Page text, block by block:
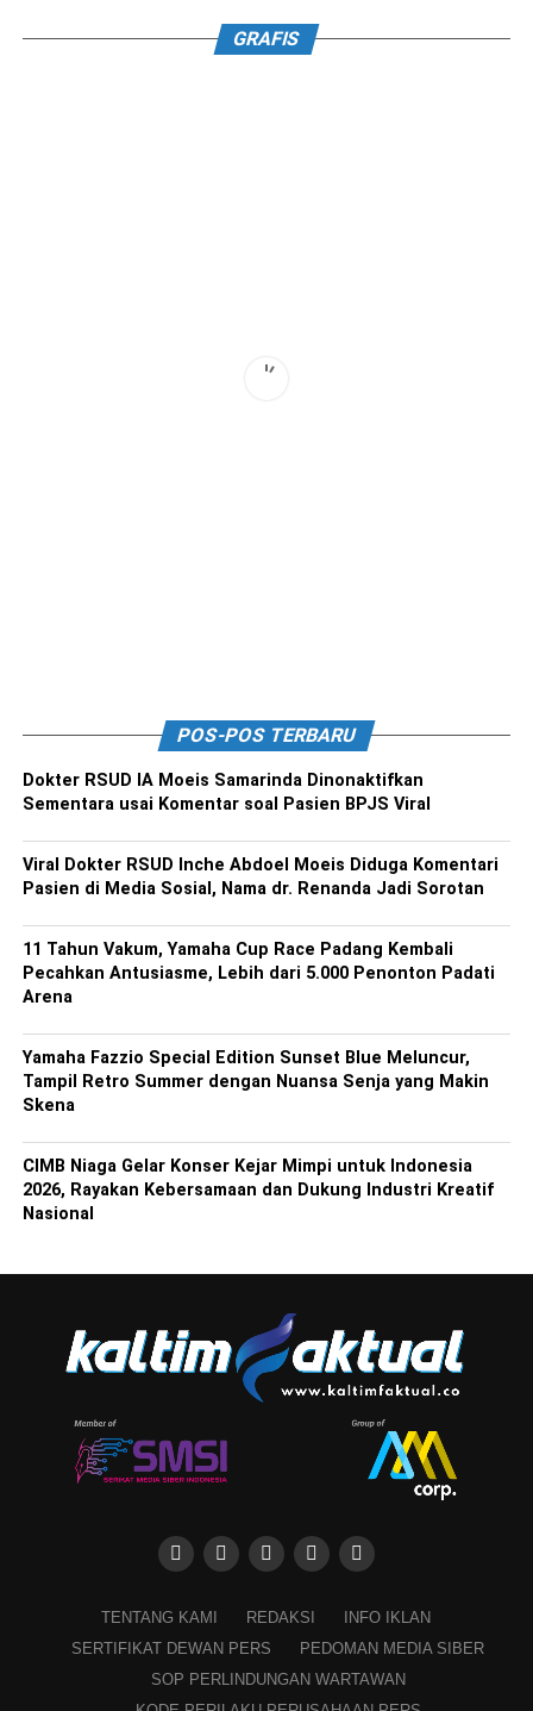
GRAFIS
POS-POS TERBARU
Dokter RSUD IA Moeis Samarinda Dinonaktifkan
Sementara usai Komentar soal Pasien BPJS Viral
Viral Dokter RSUD Inche Abdoel Moeis Diduga Komentari
Pasien di Media Sosial, Nama dr. Renanda Jadi Sorotan
11 Tahun Vakum, Yamaha Cup Race Padang Kembali
Pecahkan Antusiasme, Lebih dari 5.000 Penonton Padati
Arena
Yamaha Fazzio Special Edition Sunset Blue Meluncur,
Tampil Retro Summer dengan Nuansa Senja yang Makin
Skena
CIMB Niaga Gelar Konser Kejar Mimpi untuk Indonesia
2026, Rayakan Kebersamaan dan Dukung Industri Kreatif
Nasional
TENTANG KAMI REDAKSI
INFO IKLAN
SERTIFIKAT DEWAN PERS
PEDOMAN MEDIA SIBER
SOP PERLINDUNGAN WARTAWAN